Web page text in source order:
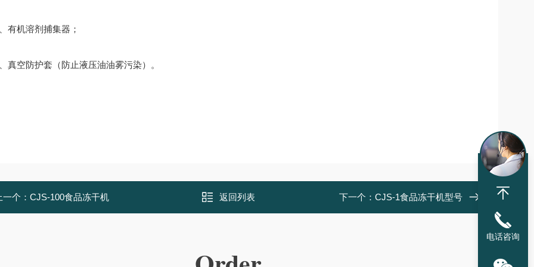
机溶剂捕集器；
空防护套（防止液压油油雾污染）。
一个： CJS-100食品冻干机 返回列表 下一个： CJS-1食品冻干机型号
电话咨询